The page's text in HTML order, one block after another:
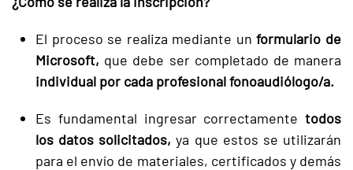
El proceso se realiza mediante unformulario de
Microsoft, que debe ser completado de manera
individual por cada profesional fonoaudiólogo/a.
Es fundamental ingresar correctamente todos
los datos solicitados, ya que estos se utilizarán
para el envío de materiales, certificados y demás